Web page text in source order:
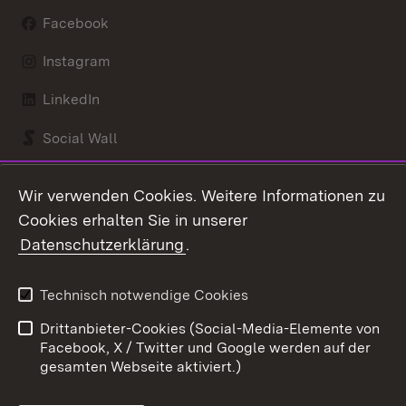
Facebook
Instagram
LinkedIn
Social Wall
Kontakt
Barrierefreiheit
Impressum
Cookies
Wir verwenden Cookies. Weitere Informationen zu
Cookies erhalten Sie in unserer
Datenschutzerklärung.
Technisch notwendige Cookies
Drittanbieter-Cookies (Social-Media-Elemente von
Facebook, X / Twitter und Google werden auf der
gesamten Webseite aktiviert.)